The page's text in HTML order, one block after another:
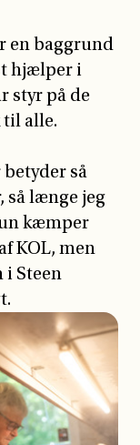
en baggrund
hjælper i
styr på de
til alle.
så
så længe jeg
kæmper
KOL, men
i Steen